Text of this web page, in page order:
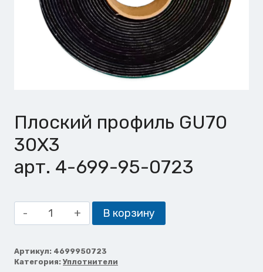
Плоский профиль GU70
30X3
арт. 4-699-95-0723
Количество
товара
профиль
GU70
В корзину
Артикул: 4699950723
Категория: Уплотнители